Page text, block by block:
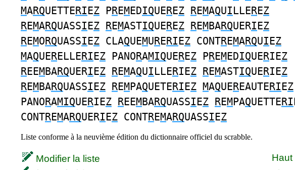
MARQUETTERIEZ PREMEDIQUEREZ REMAQUILLEREZ
REMARQUASSIEZ REMASTIQUEREZ REMBARQUERIEZ
REMORQUASSIEZ CLAQUEMURERIEZ CONTREMARQUIEZ
MAQUERELLERIEZ PANORAMIQUEREZ PREMEDIQUERIEZ
REEMBARQUERIEZ REMAQUILLERIEZ REMASTIQUERIEZ
REMBARQUASSIEZ REMPAQUETERIEZ MAQUEREAUTERIEZ
PANORAMIQUERIEZ REEMBARQUASSIEZ REMPAQUETTERI
CONTREMARQUERIEZ CONTREMARQUASSIEZ
Liste conforme à la neuvième édition du dictionnaire officiel du scrabble.
Modifier la liste
Haut